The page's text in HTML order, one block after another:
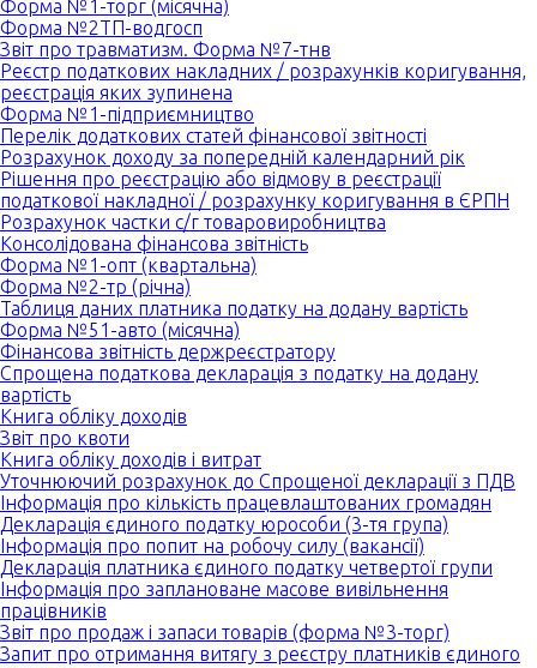
Форма №1-торг (місячна)
Форма №2ТП-водгосп
Звіт про травматизм. Форма №7-тнв
Реєстр податкових накладних / розрахунків коригування,
реєстрація яких зупинена
Форма №1-підприємництво
Перелік додаткових статей фінансової звітності
Розрахунок доходу за попередній календарний рік
Рішення про реєстрацію або відмову в реєстрації
податкової накладної / розрахунку коригування в ЄРПН
Розрахунок частки с/г товаровиробництва
Консолідована фінансова звітність
Форма №1-опт (квартальна)
Форма №2-тр (річна)
Таблиця даних платника податку на додану вартість
Форма №51-авто (місячна)
Фінансова звітність держреєстратору
Спрощена податкова декларація з податку на додану
вартість
Книга обліку доходів
Звіт про квоти
Книга обліку доходів і витрат
Уточнюючий розрахунок до Спрощеної декларації з ПДВ
Інформація про кількість працевлаштованих громадян
Декларація єдиного податку юрособи (3-тя група)
Інформація про попит на робочу силу (вакансії)
Декларація платника єдиного податку четвертої групи
Інформація про заплановане масове вивільнення
працівників
Звіт про продаж і запаси товарів (форма №3-торг)
Запит про отримання витягу з реєстру платників єдиного